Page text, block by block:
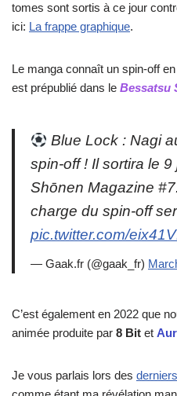
tomes sont sortis à ce jour
ici: La frappe graphique.
Le manga connaît un spin-off
est prépublié dans le Bessatsu
Blue Lock : Nagi
spin-off ! Il sortira le
Shōnen Magazine
charge du spin-off
pic.twitter.com/
— Gaak.fr (@gaak_fr)
C’est également en 2022 que
animée produite par 8 Bit et
Je vous parlais lors des